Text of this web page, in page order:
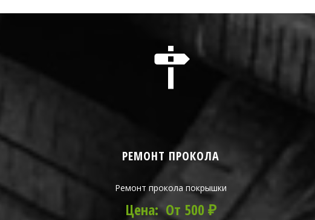
РЕМОНТ ПРОКОЛА
Ремонт прокола покрышки
Цена: От 500 ₽